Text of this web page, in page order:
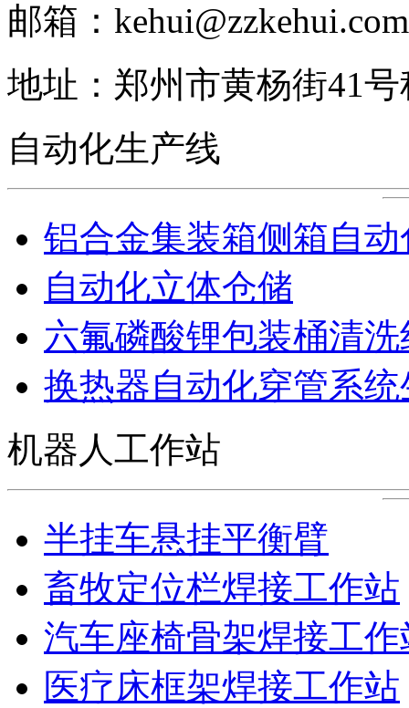
邮箱：kehui@zzkehui.com
地址：郑州市黄杨街41
自动化生产线
铝合金集装箱侧箱自
自动化立体仓储
六氟磷酸锂包装桶清洗
换热器自动化穿管系
机器人工作站
半挂车悬挂平衡臂
畜牧定位栏焊接工作站
汽车座椅骨架焊接工作
医疗床框架焊接工作站